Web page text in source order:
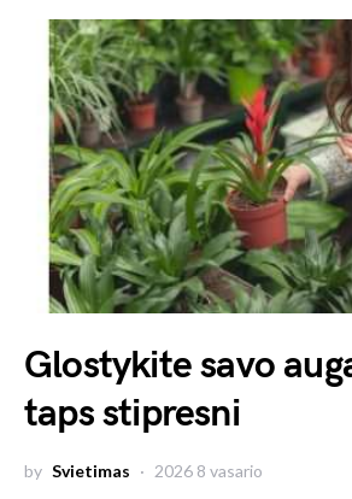
Glostykite savo
taps stipresni
by Svietimas 2026 8 vasario